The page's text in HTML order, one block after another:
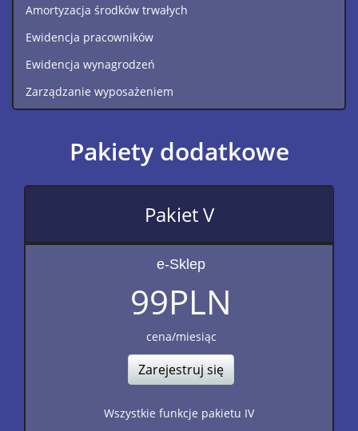
Amortyzacja środków trwałych
Ewidencja pracowników
Ewidencja wynagrodzeń
Zarządzanie wyposażeniem
Pakiety dodatkowe
Pakiet V
e-Sklep
99PLN
cena/miesiąc
Zarejestruj się
Wszystkie funkcje pakietu IV